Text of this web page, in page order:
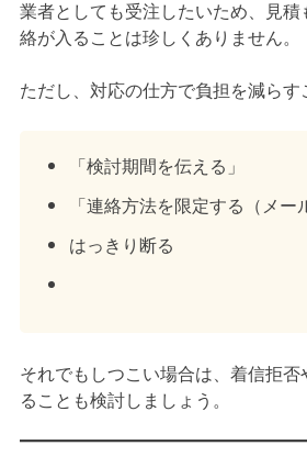
業者としても受注したいため、見
絡が入ることは珍しくありません。
ただし、対応の仕方で負担を減らす
「検討期間を伝える」
「連絡方法を限定する（メー
はっきり断る
それでもしつこい場合は、着信拒
ることも検討しましょう。